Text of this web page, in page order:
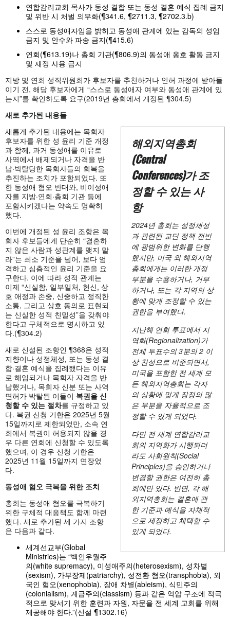
연합감리교회 목사가 동성 결합 또는 동성 결혼 예식 집례 금지
및 위반 시 처벌 의무화(¶341.6, ¶2711.3, ¶2702.3.b)
스스로 동성애자임을 밝히고 동성애 관계에 있는 감독의 성임
금지 및 안수와 파송 금지(¶415.6)
연회(¶613.19)나 총회 기관(¶806.9)의 동성애 옹호 활동 금지
및 재정 사용 금지
지방 및 연회 성직위원회가 후보자를 추천하거나 인허 과정에 받아들
이기 전, 해당 후보자에게 “스스로 동성애자 여부와 동성애 관계에 있
는지”를 확인하도록 요구(2019년 총회에서 개정된 ¶304.5)
새로 추가된 내용들
해외지역총회
(Central
Conferences)가 조
정할 수 있는 사
항
2024년 총회는 성정체성
과 관련된 교단 정책 전반
에 광범위한 변화를 단행
했지만, 미국 외 해외지역
총회에게는 이러한 개정
부분을 수용하거나, 거부
하거나, 또는 각 지역의 상
황에 맞게 조정할 수 있는
권한을 부여했다.
지난해 연회 투표에서 지
역화(Regionalization)가
전체 투표수의 3분의 2 이
상 찬성으로 비준되면서,
미국을 포함한 전 세계 모
든 해외지역총회는 각자
의 상황에 맞게 장정의 많
은 부분을 자율적으로 조
정할 수 있게 되었다.
다만 전 세계 연합감리교
회의 지역화가 시행되더
라도 사회원칙(Social
Principles)을 승인하거나
변경할 권한은 여전히 총
회에만 있다. 반면, 각 해
외지역총회는 결혼에 관
한 기준과 예식을 자체적
으로 제정하고 채택할 수
있게 되었다.
새롭게 추가된 내용에는 목회자
후보자를 위한 성 윤리 기준 개정
과 함께, 과거 동성애를 이유로
사역에서 배제되거나 자격을 반
납·박탈당한 목회자들의 회복을
추진하는 조치가 포함되었다. 또
한 동성애 혐오 반대와, 비이성애
자를 지방·연회·총회 기관 등에
포함시키겠다는 약속도 명확히
했다.
이번에 개정된 성 윤리 조항은 목
회자 후보들에게 단순히 “결혼하
지 않은 사람과 성관계를 맺지 말
라”는 최소 기준을 넘어, 보다 엄
격하고 심층적인 윤리 기준을 요
구한다. 이에 따라 성적 관계는
이제 “신실함, 일부일처, 헌신, 상
호 애정과 존중, 신중하고 정직한
소통, 그리고 상호 동의로 표현되
는 신실한 성적 친밀성”을 갖춰야
한다고 구체적으로 명시하고 있
다.(¶304.2)
새로 신설된 조항인 ¶368은 성적
지향이나 성정체성, 또는 동성 결
합·결혼 예식을 집례했다는 이유
로 해임되거나 목회자 자격을 반
납했거나, 목회자 신분 또는 사역
면허가 박탈된 이들이 복권을 신
청할 수 있는 절차를 규정하고 있
다. 복권 신청 기한은 2025년 5월
15일까지로 제한되었만, 소속 연
회에서 복권이 허용되지 않을 경
우 다른 연회에 신청할 수 있도록
했으며, 이 경우 신청 기한은
2025년 11월 15일까지 연장었
다.
동성애 혐오 극복을 위한 조치
총회는 동성애 혐오를 극복하기
위한 구체적 대응책도 함께 마련
했다. 새로 추가된 세 가지 조항
은 다음과 같다.
세계선교부(Global
Ministries)는 “백인우월주
의(white supremacy), 이성애주의(heterosexism), 성차별
(sexism), 가부장제(patriarchy), 성전환 혐오(transphobia), 외
국인 혐오(xenophobia), 장애 차별(ableism), 식민주의
(colonialism), 계급주의(classism) 등과 같은 억압 구조에 적극
적으로 맞서기 위한 훈련과 자원, 자문을 전 세계 교회를 위해
제공해야 한다.”(신설 ¶1302.16)